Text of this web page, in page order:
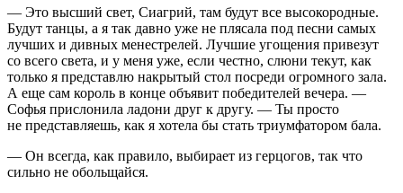
— Это высший свет, Сиагрий, там будут все высокородные.
Будут танцы, а я так давно уже не плясала под песни самых
лучших и дивных менестрелей. Лучшие угощения привезут
со всего света, и у меня уже, если честно, слюни текут, как
только я представлю накрытый стол посреди огромного зала.
А еще сам король в конце объявит победителей вечера. —
Софья прислонила ладони друг к другу. — Ты просто
не представляешь, как я хотела бы стать триумфатором бала.
— Он всегда, как правило, выбирает из герцогов, так что
сильно не обольщайся.